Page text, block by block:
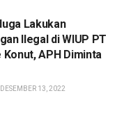
Lakukan
Ilegal di WIUP PT
APH Diminta
DESEMBER 13, 2022